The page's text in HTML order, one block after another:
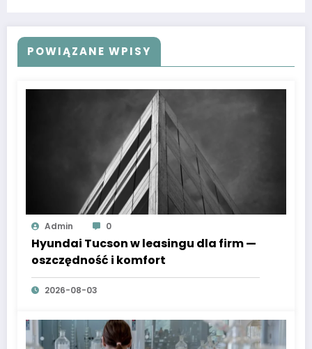
POWIĄZANE WPISY
Admin 0
Hyundai Tucson w leasingu dla firm —
oszczędność i komfort
2026-08-03